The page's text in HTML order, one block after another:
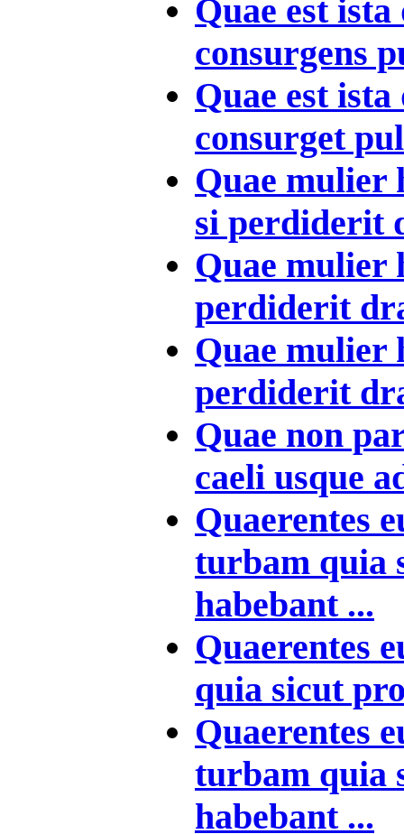
Quae est
consurgens
Quae est
consurget
Quae mulier
si perdiderit
Quae mulier
perdiderit
Quae mulier
perdiderit
Quae non
caeli usque
Quaerentes
turbam quia
habebant ...
Quaerentes
quia sicut
Quaerentes
turbam quia
habebant ...